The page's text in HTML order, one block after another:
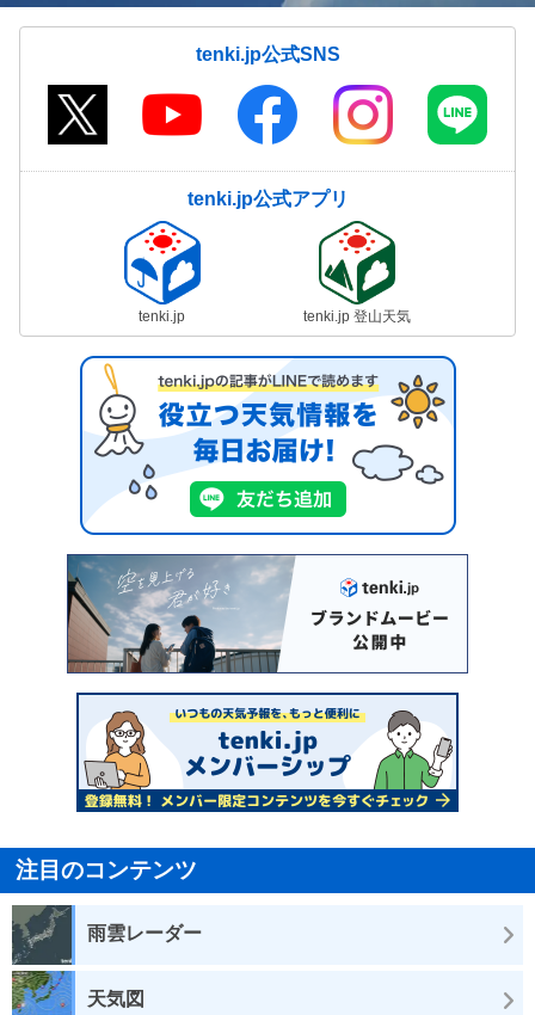
tenki.jp公式SNS
tenki.jp公式アプリ
tenki.jp tenki.jp 登山天気
注目のコンテンツ
雨雲レーダー
天気図